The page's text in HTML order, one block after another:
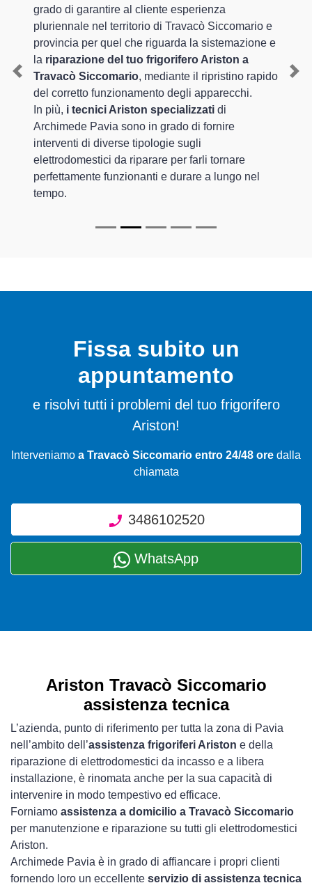
grado di garantire al cliente esperienza
pluriennale nel territorio di Travacò Siccomario e
provincia per quel che riguarda la sistemazione e
la riparazione del tuo frigorifero Ariston a
Travacò Siccomario, mediante il ripristino rapido
del corretto funzionamento degli apparecchi.
In più, i tecnici Ariston specializzati di
Archimede Pavia sono in grado di fornire
interventi di diverse tipologie sugli
elettrodomestici da riparare per farli tornare
perfettamente funzionanti e durare a lungo nel
tempo.
Previous
Fissa subito un
appuntamento
e risolvi tutti i problemi del tuo frigorifero
Ariston!
Interveniamo a Travacò Siccomario entro 24/48 ore dalla
chiamata
3486102520
WhatsApp
Ariston Travacò Siccomario
assistenza tecnica
L’azienda, punto di riferimento per tutta la zona di Pavia
nell’ambito dell’assistenza frigoriferi Ariston e della
riparazione di elettrodomestici da incasso e a libera
installazione, è rinomata anche per la sua capacità di
intervenire in modo tempestivo ed efficace.
Forniamo assistenza a domicilio a Travacò Siccomario
per manutenzione e riparazione su tutti gli elettrodomestici
Ariston.
Archimede Pavia è in grado di affiancare i propri clienti
fornendo loro un eccellente servizio di assistenza tecnica